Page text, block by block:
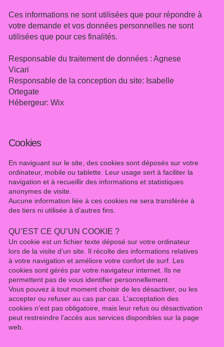
Ces informations ne sont utilisées que pour répondre à
votre demande et vos données personnelles ne sont
utilisées que pour ces finalités.
Responsable du traitement de données : Agnese
Vicari
Responsable de la conception du site: Isabelle
Ortegate
Hébergeur: Wix
Cookies
En naviguant sur le site, des cookies sont déposés sur votre
ordinateur, mobile ou tablette. Leur usage sert à faciliter la
navigation et à recueillir des informations et statistiques
anonymes de visite.
Aucune information liée à ces cookies ne sera transférée à
des tiers ni utilisée à d’autres fins.
QU’EST CE QU’UN COOKIE ?
Un cookie est un fichier texte déposé sur votre ordinateur
lors de la visite d’un site. Il récolte des informations relatives
à votre navigation et améliore votre confort de surf. Les
cookies sont gérés par votre navigateur internet. Ils ne
permettent pas de vous identifier personnellement.
Vous pouvez à tout moment choisir de les désactiver, ou les
accepter ou refuser au cas par cas. L'acceptation des
cookies n'est pas obligatoire, mais leur refus ou désactivation
peut restreindre l'accès aux services disponibles sur la page
web.